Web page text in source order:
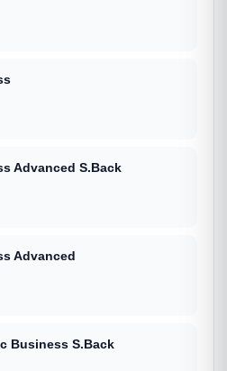
Advanced S.Back
Advanced
Business S.Back